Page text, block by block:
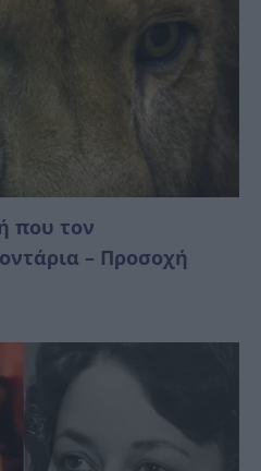
που τον
– Προσοχή